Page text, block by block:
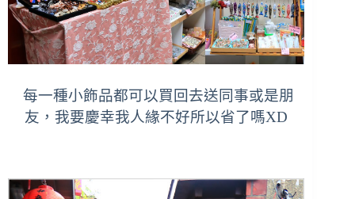
每一種小飾品都可以買回去送同事或是朋
友，我要慶幸我人緣不好所以省了嗎XD